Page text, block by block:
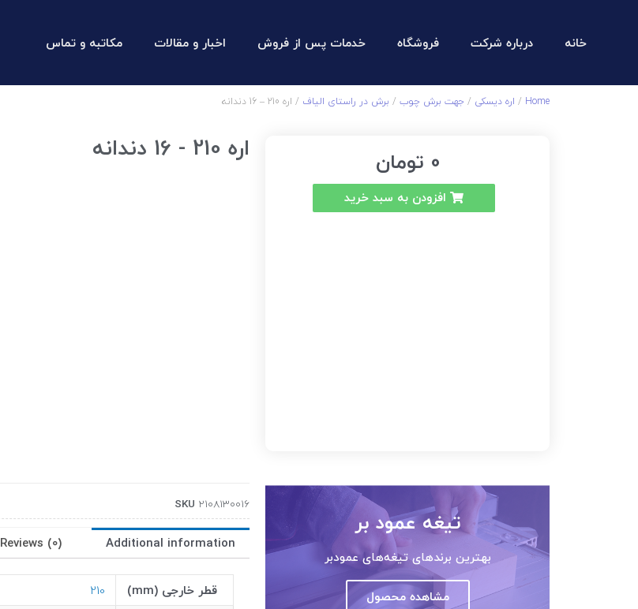
خانه درباره شرکت فروشگاه خدمات پس از فروش اخبار و مقالات مکاتبه و تماس
Home
/ اره دیسکی / جهت برش چوب / برش در راستای الیاف / اره 210 – 16 دندانه
0 تومان
افزودن به سبد خرید
اره 210 - 16 دندانه
تیغه عمود بر
بهترین برندهای تیغه‌های عمودبر
مشاهده محصول
SKU 2108130016
Additional information
Reviews (0)
قطر خارجی (mm)
210